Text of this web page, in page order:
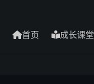
首页 成长课堂